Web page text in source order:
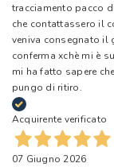
tracciamento pacco
che contattassero il
veniva consegnato il
conferma xchè mi è
mi ha fatto sapere
pungo di ritiro.
Acquirente verificato
07 Giugno 2026